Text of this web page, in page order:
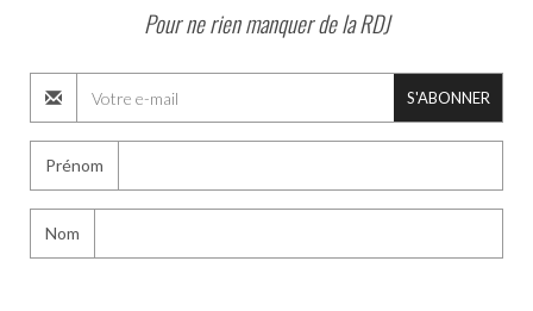
Pour ne rien manquer de la RDJ
S'ABONNER
Prénom
Nom